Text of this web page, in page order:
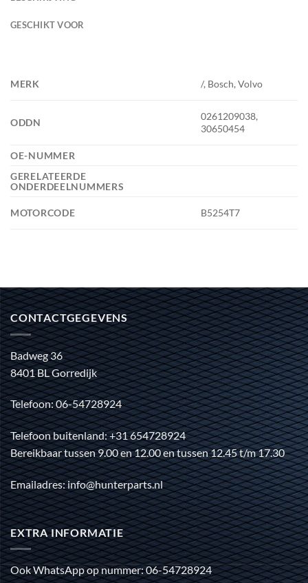
GESCHIKT VOOR
MERK /, Bosch, Volvo
ODDN
0261209038,
30650454
OE-NUMMER
GERELATEERDE
ONDERDEELNUMMERS
MOTORCODE B5254T7
CONTACTGEGEVENS
Badweg 36
8401 BL Gorredijk
Telefoon: 06-54728924
Telefoon buitenland: +31 654728924
Bereikbaar tussen 9.00 en 12.00 en tussen 12.45 t/m 17.30
Emailadres: info@hunterparts.nl
EXTRA INFORMATIE
Ook WhatsApp op nummer: 06-54728924